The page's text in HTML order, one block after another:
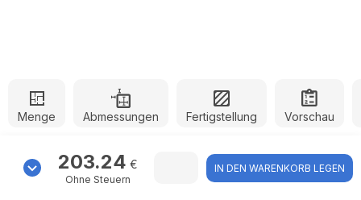
Menge Abmessungen Fertigstellung Vorschau
203.24 €
Ohne Steuern
IN DEN WARENKORB LEGEN